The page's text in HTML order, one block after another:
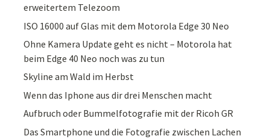
erweitertem Telezoom
ISO 16000 auf Glas mit dem Motorola Edge 30 Neo
Ohne Kamera Update geht es nicht – Motorola hat
beim Edge 40 Neo noch was zu tun
Skyline am Wald im Herbst
Wenn das Iphone aus dir drei Menschen macht
Aufbruch oder Bummelfotografie mit der Ricoh GR
Das Smartphone und die Fotografie zwischen Lachen